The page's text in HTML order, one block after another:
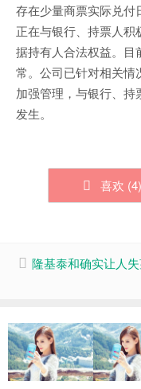
存在少量商票实际兑付
正在与银行、持票人
据持有人合法权益。目
常。公司已针对相关情
加强管理，与银行、
发生。
喜欢 (4)
隆基泰和确实让人